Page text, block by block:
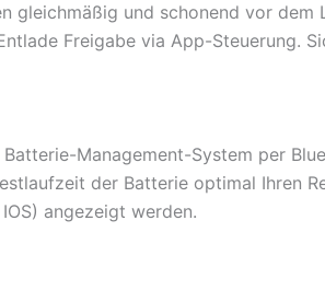
gleichmäßig und schonend vor dem
Freigabe via App-Steuerung.
Management-System per
der Batterie optimal Ihren
angezeigt werden.